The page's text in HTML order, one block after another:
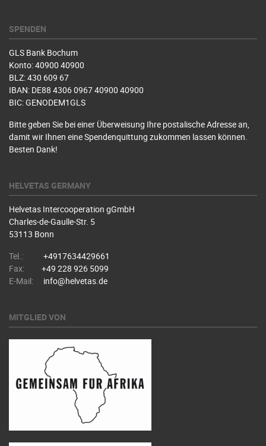
SPENDEN
GLS Bank Bochum
Konto: 40900 40900
BLZ: 430 609 67
IBAN: DE88 4306 0967 40900 40900
BIC: GENODEM1GLS
Bitte geben Sie bei einer Überweisung Ihre postalische Adresse an,
damit wir Ihnen eine Spendenquittung zukommen lassen können.
Besten Dank!
HELVETAS GERMANY
Helvetas Intercooperation gGmbH
Charles-de-Gaulle-Str. 5
53113 Bonn
Tel.:
+4917634429661
Fax:
+49 228 926 5099
E-Mail:
info@helvetas.de
MITGLIED VON